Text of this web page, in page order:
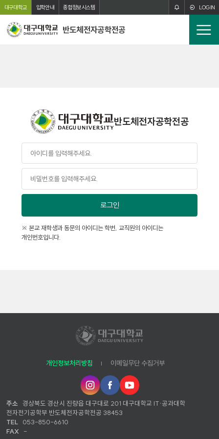
본문 바로가기
주메뉴 바로가기
대구대학교 입학안내 종합정보시스템 LOGIN
반도체전자공학전공
전
체
반도체전자공학전공
로그인
※ 본교 재학생과 동문의 아이디는 학번, 교직원의 아이디는
개인번호입니다.
개인정보처리방침
이메일무단 수집거부
인
스
타
그
페
이
스
북
튜
브
주소
경상북도 경산시 진량읍 대구대로 201 대구대학교 IT·공과대학
전자전기공학부 반도체전자공학전공 38453
TEL
053-850-6610
FAX
-